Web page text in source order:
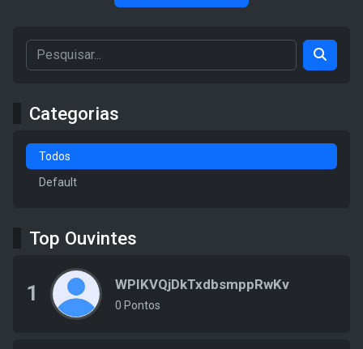
Categorias
Todos
Default
Top Ouvintes
1 WPIKVQjDkTxdbsmppRwKv
0 Pontos